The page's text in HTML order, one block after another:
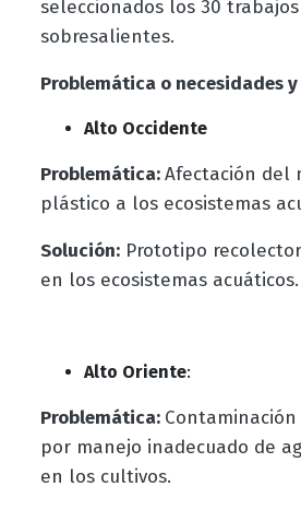
seleccionados los 30 trabajos
sobresalientes.
Problemática o necesidades
Alto Occidente
Problemática:Afectación del
plástico a los ecosistemas
Solución: Prototipo
en los ecosistemas acuáticos.
Alto Oriente:
Problemática:
por manejo inadecuado de
en los cultivos.